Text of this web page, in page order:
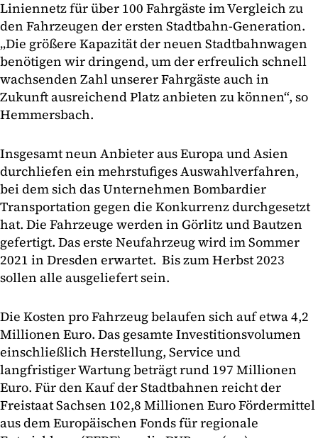
Liniennetz für über 100 Fahrgäste im Vergleich zu
den Fahrzeugen der ersten Stadtbahn-Generation.
„Die größere Kapazität der neuen Stadtbahnwagen
benötigen wir dringend, um der erfreulich schnell
wachsenden Zahl unserer Fahrgäste auch in
Zukunft ausreichend Platz anbieten zu können“, so
Hemmersbach.
Insgesamt neun Anbieter aus Europa und Asien
durchliefen ein mehrstufiges Auswahlverfahren,
bei dem sich das Unternehmen Bombardier
Transportation gegen die Konkurrenz durchgesetzt
hat. Die Fahrzeuge werden in Görlitz und Bautzen
gefertigt. Das erste Neufahrzeug wird im Sommer
2021 in Dresden erwartet. Bis zum Herbst 2023
sollen alle ausgeliefert sein.
Die Kosten pro Fahrzeug belaufen sich auf etwa 4,2
Millionen Euro. Das gesamte Investitionsvolumen
einschließlich Herstellung, Service und
langfristiger Wartung beträgt rund 197 Millionen
Euro. Für den Kauf der Stadtbahnen reicht der
Freistaat Sachsen 102,8 Millionen Euro Fördermittel
aus dem Europäischen Fonds für regionale